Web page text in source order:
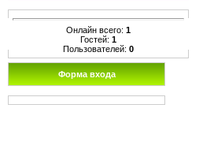
Онлайн всего: 1
Гостей: 1
Пользователей: 0
Форма входа